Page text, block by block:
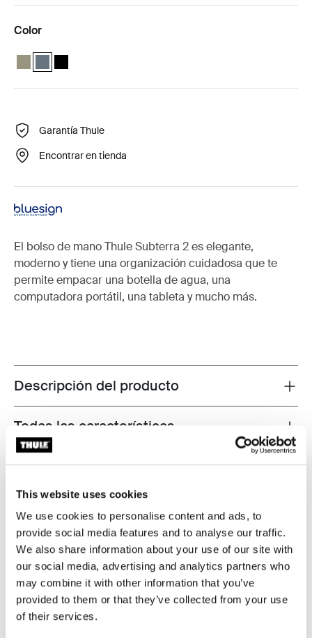
This website uses cookies
We use cookies to personalise content and ads, to
provide social media features and to analyse our traffic.
We also share information about your use of our site with
our social media, advertising and analytics partners who
may combine it with other information that you’ve
provided to them or that they’ve collected from your use
of their services.
Color
Thule Subterra tote bag Gris vetiver
Thule Subterra tote bag Pizarra oscura (selected)
Thule Subterra tote bag Negro
Garantía Thule
Encontrar en tienda
El bolso de mano Thule Subterra 2 es elegante,
moderno y tiene una organización cuidadosa que te
permite empacar una botella de agua, una
computadora portátil, una tableta y mucho más.
Toggle overview
Descripción del producto
Toggle features
Todas las características
Toggle techspec
Especificaciones técnicas